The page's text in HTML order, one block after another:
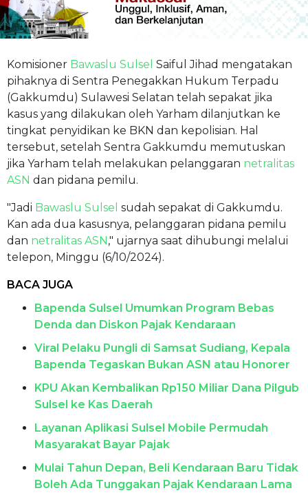
Komisioner Bawaslu Sulsel Saiful Jihad mengatakan
pihaknya di Sentra Penegakkan Hukum Terpadu
(Gakkumdu) Sulawesi Selatan telah sepakat jika
kasus yang dilakukan oleh Yarham dilanjutkan ke
tingkat penyidikan ke BKN dan kepolisian. Hal
tersebut, setelah Sentra Gakkumdu memutuskan
jika Yarham telah melakukan pelanggaran netralitas
ASN dan pidana pemilu.
"Jadi Bawaslu Sulsel sudah sepakat di Gakkumdu.
Kan ada dua kasusnya, pelanggaran pidana pemilu
dan netralitas ASN," ujarnya saat dihubungi melalui
telepon, Minggu (6/10/2024).
BACA JUGA
Bapenda Sulsel Umumkan Program Bebas
Denda dan Diskon Pajak Kendaraan
Viral Pelaku Pungli di Samsat Sudiang, Kepala
Bapenda Tegaskan Bukan ASN atau Honorer
KPU Akan Kembalikan Rp150 Miliar Dana Pilgub
Sulsel ke Kas Daerah
Layanan Aplikasi Sulsel Mobile Permudah
Masyarakat Bayar Pajak
Mulai Tahun Depan, Beli Kendaraan Baru Tidak
Boleh Ada Tunggakan Pajak Kendaraan Lama